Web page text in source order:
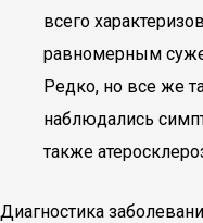
всего
равномерным
Редко, но все же
наблюдались
также
Диагностика